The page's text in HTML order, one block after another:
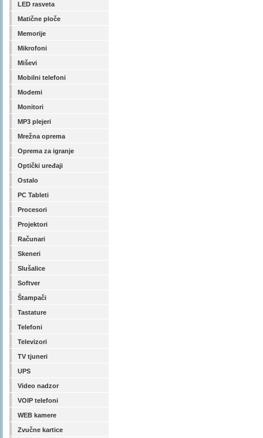
LED rasveta
Matične ploče
Memorije
Mikrofoni
Miševi
Mobilni telefoni
Modemi
Monitori
MP3 plejeri
Mrežna oprema
Oprema za igranje
Optički uređaji
Ostalo
PC Tableti
Procesori
Projektori
Računari
Skeneri
Slušalice
Softver
Štampači
Tastature
Telefoni
Televizori
TV tjuneri
UPS
Video nadzor
VOIP telefoni
WEB kamere
Zvučne kartice